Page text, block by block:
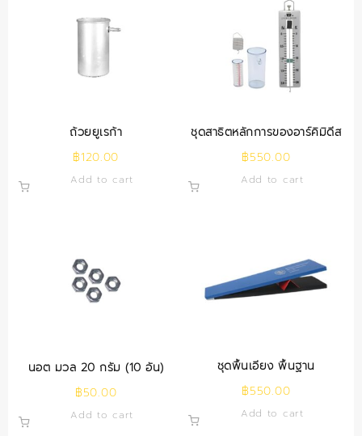
ถ้วยยูเรก้า
฿120.00
Add to cart
ชุดสาธิตหลักการของอาร์คิมิดีส
฿550.00
Add to cart
นอต มวล 20 กรัม (10 อัน)
฿50.00
Add to cart
ชุดพื้นเอียง พื้นฐาน
฿550.00
Add to cart